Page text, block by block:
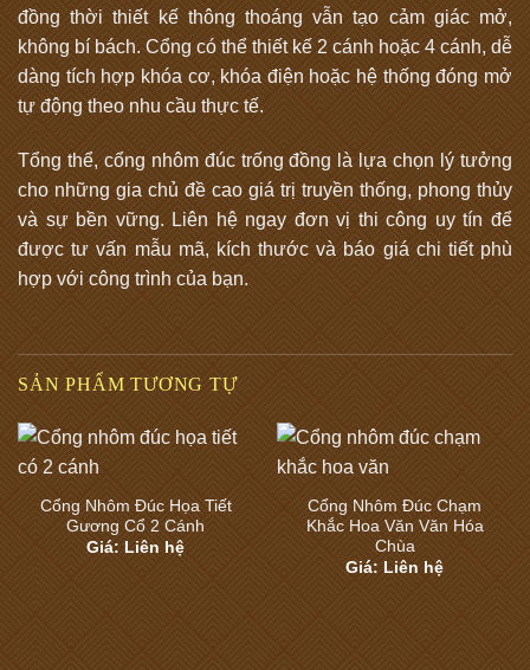
đồng thời thiết kế thông thoáng vẫn tạo cảm giác mở,
không bí bách. Cổng có thể thiết kế 2 cánh hoặc 4 cánh, dễ
dàng tích hợp khóa cơ, khóa điện hoặc hệ thống đóng mở
tự động theo nhu cầu thực tế.
Tổng thể, cổng nhôm đúc trống đồng là lựa chọn lý tưởng
cho những gia chủ đề cao giá trị truyền thống, phong thủy
và sự bền vững. Liên hệ ngay đơn vị thi công uy tín để
được tư vấn mẫu mã, kích thước và báo giá chi tiết phù
hợp với công trình của bạn.
SẢN PHẨM TƯƠNG TỰ
Cổng Nhôm Đúc Họa Tiết
Gương Cổ 2 Cánh
Giá: Liên hệ
Cổng Nhôm Đúc Chạm
Khắc Hoa Văn Văn Hóa
Chùa
Giá: Liên hệ